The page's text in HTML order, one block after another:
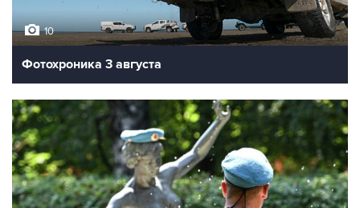
10
Фотохроника 3 августа